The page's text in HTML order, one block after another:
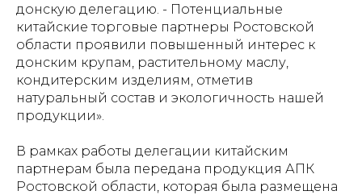
донскую делегацию. - Потенциальные
китайские торговые партнеры Ростовской
области проявили повышенный интерес к
донским крупам, растительному маслу,
кондитерским изделиям, отметив
натуральный состав и экологичность нашей
продукции».
В рамках работы делегации китайским
партнерам была передана продукция АПК
Ростовской области, которая была размещена